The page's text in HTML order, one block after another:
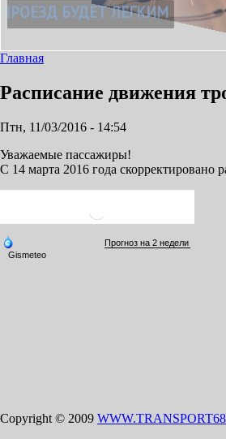
ВАШ ПРОЕЗД БУДЕТ ЛЕГКИМ
Главная
Расписание движения
Птн, 11/03/2016 - 14:54
Уважаемые пассажиры!
С 14 марта 2016 года
Copyright © 2009